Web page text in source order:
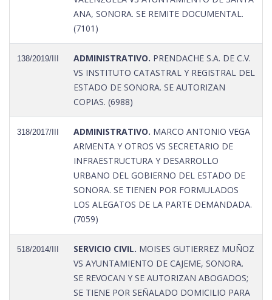
ANA, SONORA. SE REMITE DOCUMENTAL.
(7101)
138/2019/III ADMINISTRATIVO. PRENDACHE S.A. DE C.V.
VS INSTITUTO CATASTRAL Y REGISTRAL DEL
ESTADO DE SONORA. SE AUTORIZAN
COPIAS. (6988)
318/2017/III ADMINISTRATIVO. MARCO ANTONIO VEGA
ARMENTA Y OTROS VS SECRETARIO DE
INFRAESTRUCTURA Y DESARROLLO
URBANO DEL GOBIERNO DEL ESTADO DE
SONORA. SE TIENEN POR FORMULADOS
LOS ALEGATOS DE LA PARTE DEMANDADA.
(7059)
518/2014/III SERVICIO CIVIL. MOISES GUTIERREZ MUÑOZ
VS AYUNTAMIENTO DE CAJEME, SONORA.
SE REVOCAN Y SE AUTORIZAN ABOGADOS;
SE TIENE POR SEÑALADO DOMICILIO PARA